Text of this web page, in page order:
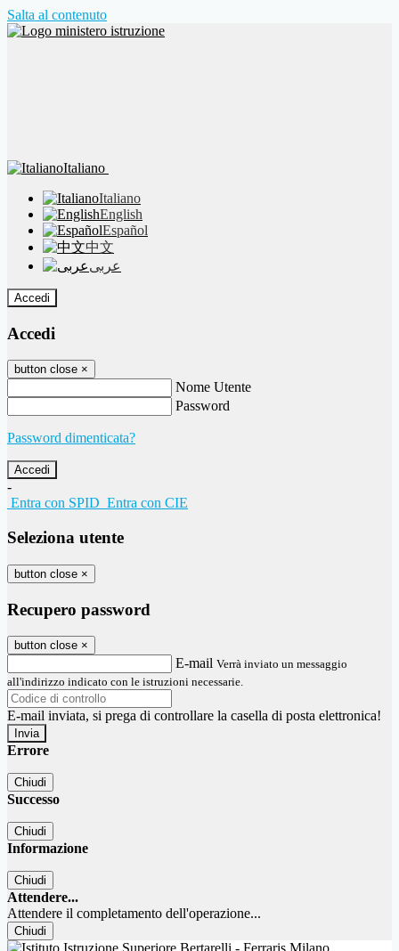
Salta al contenuto
Italiano
Italiano
English
Español
中文
عربى
Accedi
Accedi
button close ×
Nome Utente
Password
Password dimenticata?
-
Entra con SPID Entra con CIE
Seleziona utente
button close ×
Recupero password
button close ×
E-mail Verrà inviato un messaggio
all'indirizzo indicato con le istruzioni necessarie.
E-mail inviata, si prega di controllare la casella di posta elettronica!
Errore
Chiudi
Successo
Chiudi
Informazione
Chiudi
Attendere...
Attendere il completamento dell'operazione...
Chiudi